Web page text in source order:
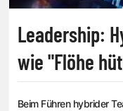
Leadership:
wie "Flöhe
Beim Führen hybrider